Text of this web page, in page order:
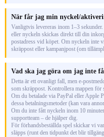
När får jag min nyckel/
Vanligtvis levereras inom 1–3
eller nyckeln skickas direkt till din
postadress vid köpet. Om nyckeln inte
skräppost eller kampanjpost (om
Vad ska jag göra om jag inte
Detta är ett ovanligt fall, men e-
som skräppost. Kontrollera mappen
Om du betalade via PayPal eller Apple
dessa betalningsmetoder (kan vara
Om du inte fått nyckeln inom 10
supportteam – de hjälper dig.
För förhandsbeställda spel skickar vi
släpps (runt den tidpunkt det blir